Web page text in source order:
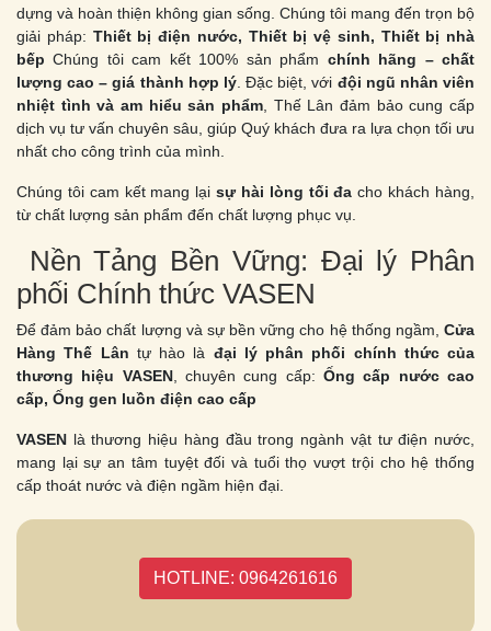
dựng và hoàn thiện không gian sống. Chúng tôi mang đến trọn bộ
giải pháp: Thiết bị điện nước, Thiết bị vệ sinh, Thiết bị nhà
bếpChúng tôi cam kết 100% sản phẩm chính hãng – chất
lượng cao – giá thành hợp lý. Đặc biệt, với đội ngũ nhân viên
nhiệt tình và am hiểu sản phẩm , Thế Lân đảm bảo cung cấp
dịch vụ tư vấn chuyên sâu, giúp Quý khách đưa ra lựa chọn tối ưu
nhất cho công trình của mình.
Chúng tôi cam kết mang lạisự hài lòng tối đa cho khách hàng,
từ chất lượng sản phẩm đến chất lượng phục vụ.
Nền Tảng Bền Vững: Đại lý Phân
phối Chính thức VASEN
Để đảm bảo chất lượng và sự bền vững cho hệ thống ngầm, Cửa
Hàng Thế Lân tự hào là đại lý phân phối chính thức của
thương hiệu VASEN, chuyên cung cấp:Ống cấp nước cao
cấp, Ống gen luồn điện cao cấp
VASEN là thương hiệu hàng đầu trong ngành vật tư điện nước,
mang lại sự an tâm tuyệt đối và tuổi thọ vượt trội cho hệ thống
cấp thoát nước và điện ngầm hiện đại.
HOTLINE: 0964261616